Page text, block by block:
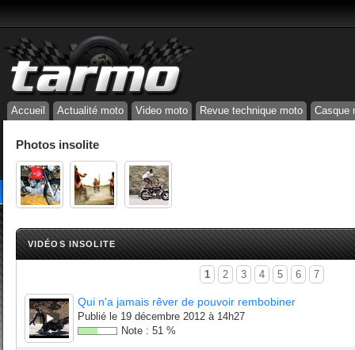
Accueil Actualité moto Video moto Revue technique moto Casque
Photos insolite
VIDÉOS INSOLITE
1 2 3 4 5 6 7
Qui n'a jamais rêver de pouvoir rembobiner
Publié le 19 décembre 2012 à 14h27
Note : 51 %